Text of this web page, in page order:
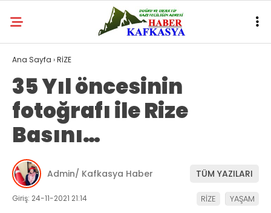
Ana Sayfa ›RİZE
35 Yıl öncesinin
fotoğrafı ile Rize
Basını…
Admin/ Kafkasya Haber TÜM YAZILARI
Giriş: 24-11-2021 21:14 RİZE YAŞAM